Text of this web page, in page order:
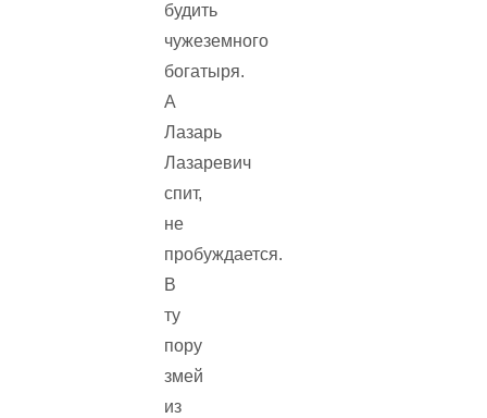
будить
чужеземного
богатыря.
А
Лазарь
Лазаревич
спит,
не
пробуждается.
В
ту
пору
змей
из